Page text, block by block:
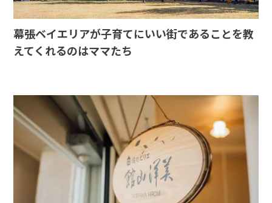
幕張ベイエリアが子育てにいい街であることを教
えてくれるのはママたち